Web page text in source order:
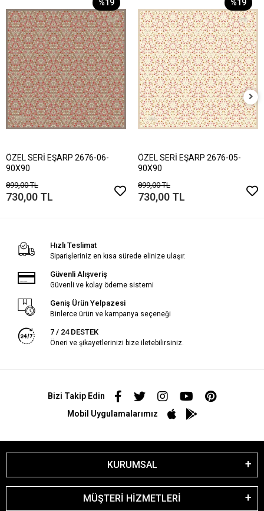
%19
ÖZEL SERİ EŞARP 2676-06-
90X90
899,00 TL
730,00 TL
%19
ÖZEL SERİ EŞARP 2676-05-
90X90
899,00 TL
730,00 TL
Hızlı Teslimat
Siparişleriniz en kısa sürede elinize ulaşır.
Güvenli Alışveriş
Güvenli ve kolay ödeme sistemi
Geniş Ürün Yelpazesi
Binlerce ürün ve kampanya seçeneği
7 / 24 DESTEK
Öneri ve şikayetlerinizi bize iletebilirsiniz.
Bizi Takip Edin
Mobil Uygulamalarımız
KURUMSAL
MÜŞTERİ HİZMETLERİ